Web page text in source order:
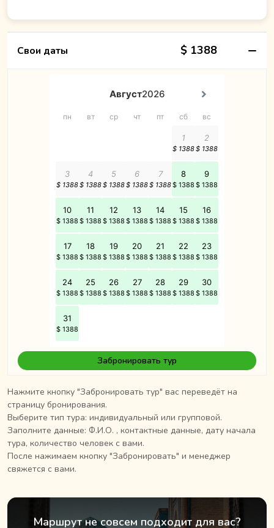
Свои даты $ 1388
Забронировать тур
Нажмите кнопку "Забронировать тур" вас переведёт на
страницу бронирования.
Выберите тип тура: индивидуальный или групповой.
Заполните данные: Ф.И.О. , контактные данные, дату начала
тура, количество человек с вами.
После нажимаем кнопку "Забронировать" и менеджер
свяжется с вами.
Маршрут не совсем подходит для вас?